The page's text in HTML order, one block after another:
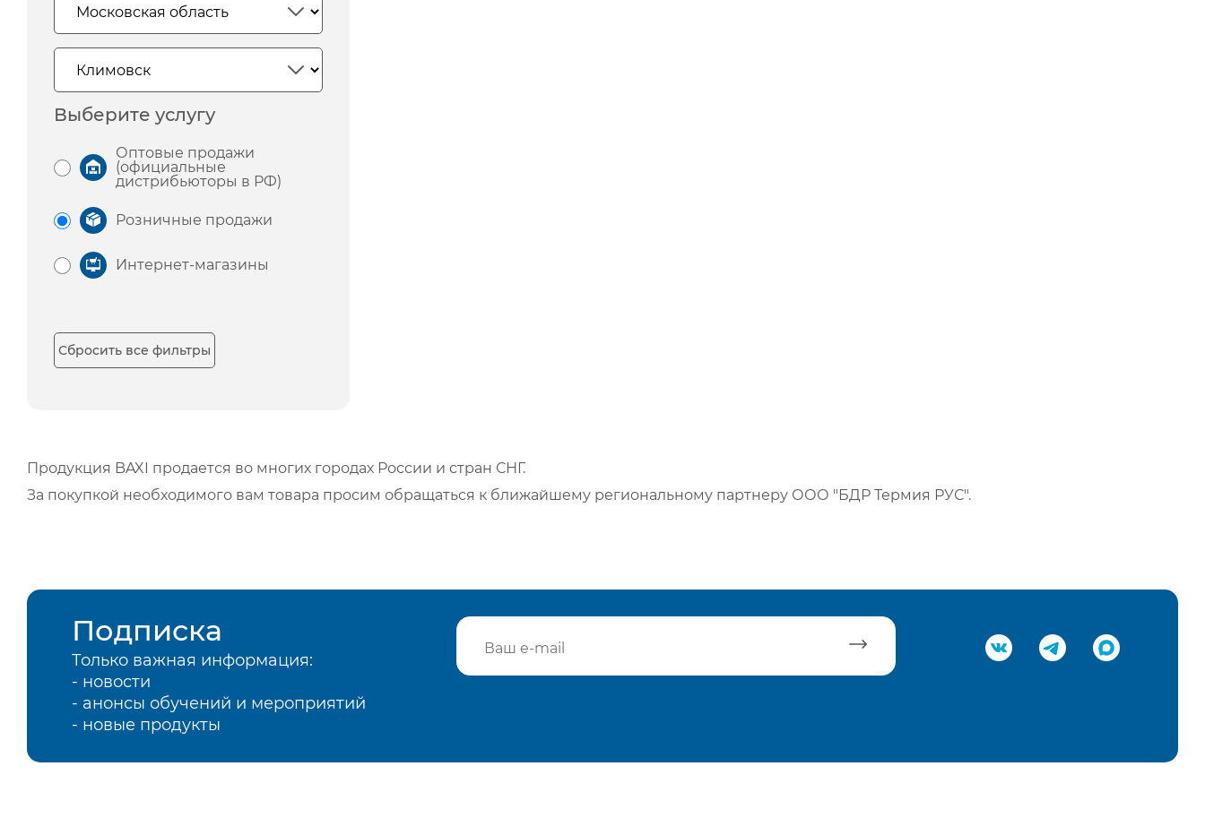
Выберите услугу
Оптовые продажи
(официальные
дистрибьюторы в РФ)
Розничные продажи
Интернет-магазины
Сбросить все фильтры
Продукция BAXI продается во многих городах России и стран СНГ.
За покупкой необходимого вам товара просим обращаться к ближайшему региональному партнеру ООО "БДР Термия РУС".
Подписка
Только важная информация:
- новости
- анонсы обучений и мероприятий
- новые продукты